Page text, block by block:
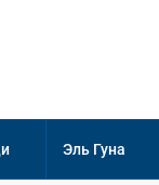
Эль Гуна